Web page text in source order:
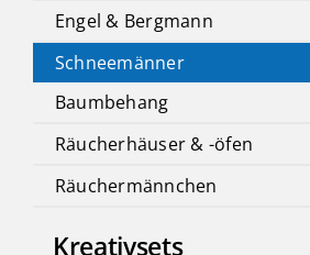
Engel & Bergmann
Schneemänner
Baumbehang
Räucherhäuser & -öfen
Räuchermännchen
Kreativsets